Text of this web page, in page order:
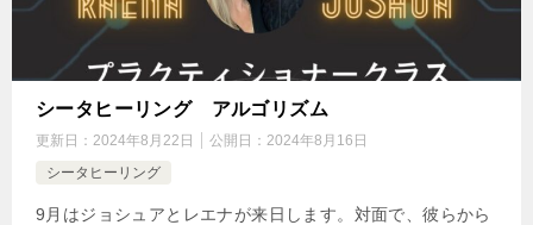
シータヒーリング アルゴリズム
更新日： 2024年8月22日 公開日： 2024年8月16日
シータヒーリング
9月はジョシュアとレエナが来日します。対面で、彼らから